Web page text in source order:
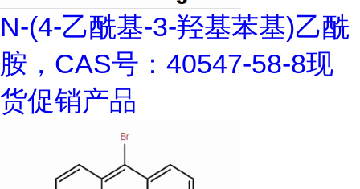
N-(4-乙酰基-3-羟基苯基)乙酰
胺，CAS号：40547-58-8现
货促销产品